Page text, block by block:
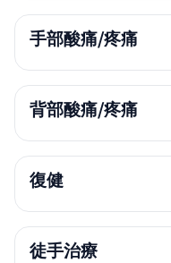
手部酸痛/疼痛
背部酸痛/疼痛
復健
徒手治療